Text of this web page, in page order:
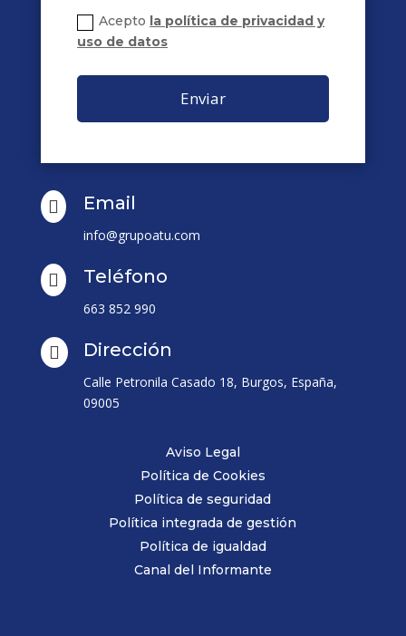
Acepto la política de privacidad y
uso de datos
Enviar
 Email
info@grupoatu.com
 Teléfono
663 852 990
 Dirección
Calle Petronila Casado 18, Burgos, España,
09005
Aviso Legal
Política de Cookies
Política de seguridad
Política integrada de gestión
Política de igualdad
Canal del Informante